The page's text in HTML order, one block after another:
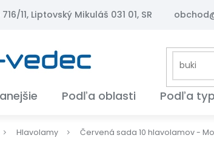
11, Liptovský Mikuláš 031 01, SR
Podľa oblasti Podľa
Hlavolamy Červená sada 10 hlavolamov -